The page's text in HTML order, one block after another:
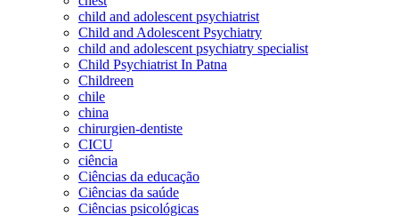
child and adolescent psychiatrist
Child and Adolescent Psychiatry
child and adolescent psychiatry specialist
Child Psychiatrist In Patna
Childreen
chile
china
chirurgien-dentiste
CICU
ciência
Ciências da educação
Ciências da saúde
Ciências psicológicas